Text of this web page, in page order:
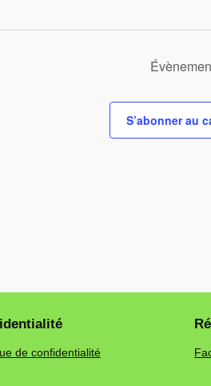
S’abonner au
de confidentialité